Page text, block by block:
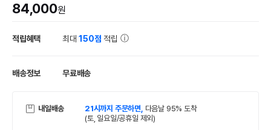
84,000원
적립혜택 최대150점 적립
배송정보 무료배송
내일배송 21시까지 주문하면, 다음날 95% 도착
(토, 일요일/공휴일 제외)